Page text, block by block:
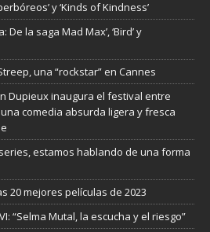
y ‘Kinds of Kindness’
De la saga Mad Max’, ‘Bird’ y
una “rockstar” en Cannes
Dupieux inaugura el festival entre
una comedia absurda ligera y fresca
series, estamos hablando de una forma
20 mejores películas de 2023
“Selma Mutal, la escucha y el riesgo”